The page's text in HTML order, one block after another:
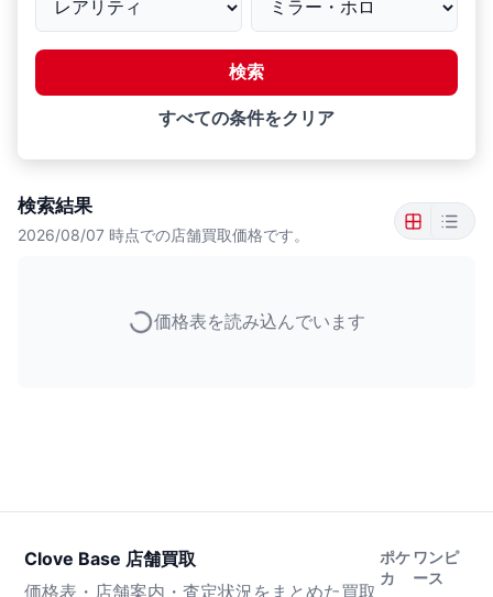
検索
すべての条件をクリア
検索結果
2026/08/07 時点での店舗買取価格です。
価格表を読み込んでいます
Clove Base 店舗買取
価格表・店舗案内・査定状況をまとめた買取
ポケ
カ
ワンピ
ース